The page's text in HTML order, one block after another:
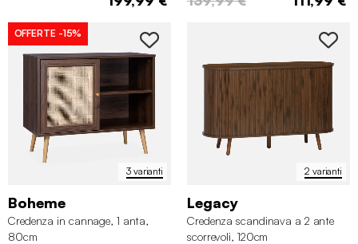
3 varianti
OFFERTE -15%
Boheme
Credenza in cannage, 1 anta,
80cm
2 varianti
Legacy
Credenza scandinava a 2 ante
scorrevoli, 120cm